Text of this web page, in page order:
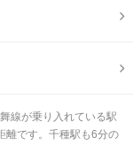
線が乗り入れている駅
離です。千種駅も6分の